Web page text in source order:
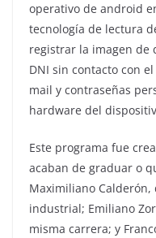
operativo de android
tecnología de lectura
registrar la imagen de
DNI sin contacto con
mail y contraseñas
hardware del
Este programa fue
acaban de graduar o
Maximiliano Calderón,
industrial; Emiliano
misma carrera; y